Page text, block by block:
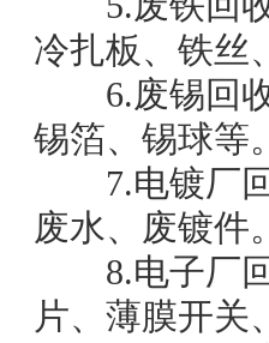
冷扎板、铁丝
6.废锡回收:
锡箔、锡球等
7.电镀厂回
废水、废镀件
8.电子厂回
片、薄膜开关